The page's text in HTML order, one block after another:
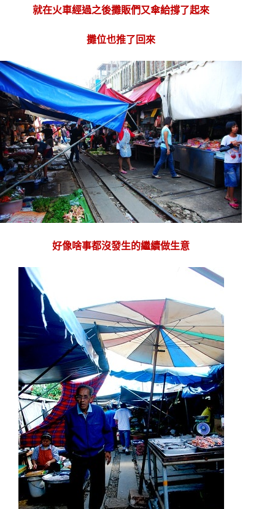
就在火車經過之後攤販們又傘給撐了起來
攤位也推了回來
好像啥事都沒發生的繼續做生意